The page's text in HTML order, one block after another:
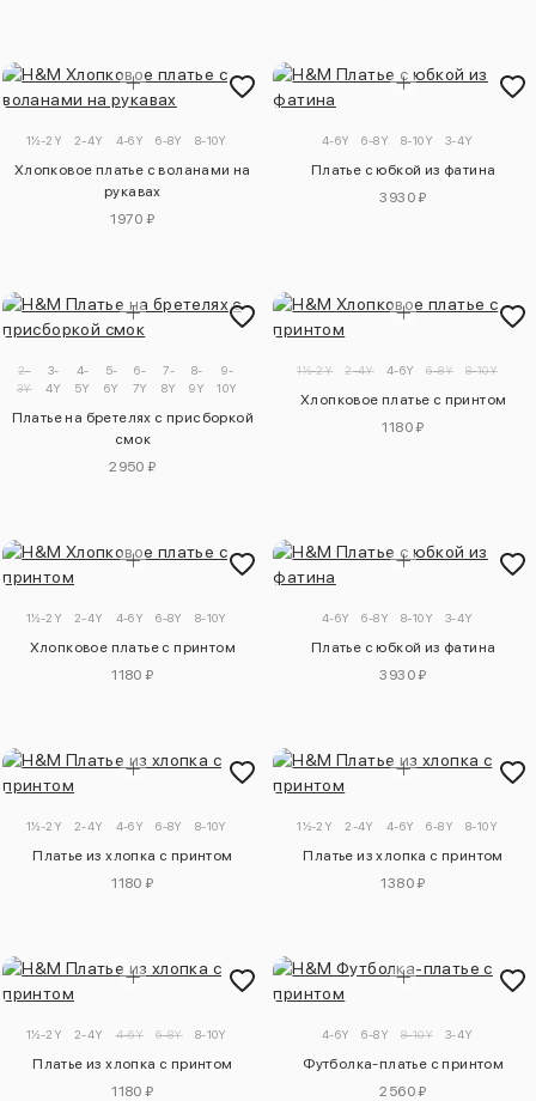
1½-2Y 2-4Y 4-6Y 6-8Y 8-10Y
Хлопковое платье с воланами на
рукавах
1970 ₽
4-6Y 6-8Y 8-10Y 3-4Y
Платье с юбкой из фатина
3930 ₽
2-
3Y
3-
4Y
4-
5Y
5-
6Y
6-
7Y
7-
8Y
8-
9Y
9-
10Y
Платье на бретелях с присборкой
смок
2950 ₽
1½-2Y 2-4Y 4-6Y 6-8Y 8-10Y
Хлопковое платье с принтом
1180 ₽
1½-2Y 2-4Y 4-6Y 6-8Y 8-10Y
Хлопковое платье с принтом
1180 ₽
4-6Y 6-8Y 8-10Y 3-4Y
Платье с юбкой из фатина
3930 ₽
1½-2Y 2-4Y 4-6Y 6-8Y 8-10Y
Платье из хлопка с принтом
1180 ₽
1½-2Y 2-4Y 4-6Y 6-8Y 8-10Y
Платье из хлопка с принтом
1380 ₽
1½-2Y 2-4Y 4-6Y 6-8Y 8-10Y
Платье из хлопка с принтом
1180 ₽
4-6Y 6-8Y 8-10Y 3-4Y
Футболка-платье с принтом
2560 ₽